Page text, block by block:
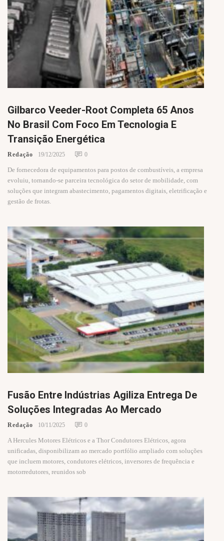
Gilbarco Veeder-Root Completa 65 Anos
No Brasil Com Foco Em Tecnologia E
Transição Energética
Redação 19/12/2025 0
De fornecedora de equipamentos para postos de combustíveis, a empresa
evoluiu, tornando-se parceira tecnológica do setor de mobilidade, com
soluções que integram abastecimento, pagamentos digitais, eletrificação e
gestão de frotas.
Fusão Entre Indústrias Agiliza Entrega De
Soluções Integradas Ao Mercado
Redação 10/11/2025 0
A Hercules Motores Elétricos e a Thor Condutores Elétricos, agora
unificadas, disponibilizam ao mercado portfólio ampliado com soluções
que incluem motores, condutores elétricos, inversores de frequência e
motorredutores, reunidos sob